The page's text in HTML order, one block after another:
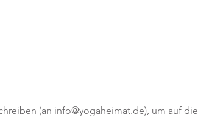
(an info@yogaheimat.de), um auf die